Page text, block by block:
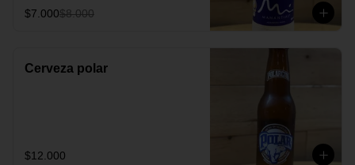
$7.000$8.000
Cerveza polar
$12.000